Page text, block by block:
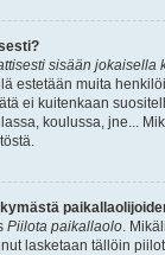
sisään jokaisella
estetään muita
ei kuitenkaan
koulussa, jne...
Piilota paikallaolo.
lasketaan tällöin